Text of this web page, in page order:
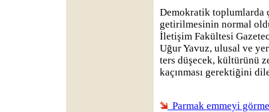
Demokratik toplumlarda
getirilmesinin normal
İletişim Fakültesi
Uğur Yavuz, ulusal ve
ters düşecek, kültürünü
kaçınması gerektiğini
Parmak emmeyi